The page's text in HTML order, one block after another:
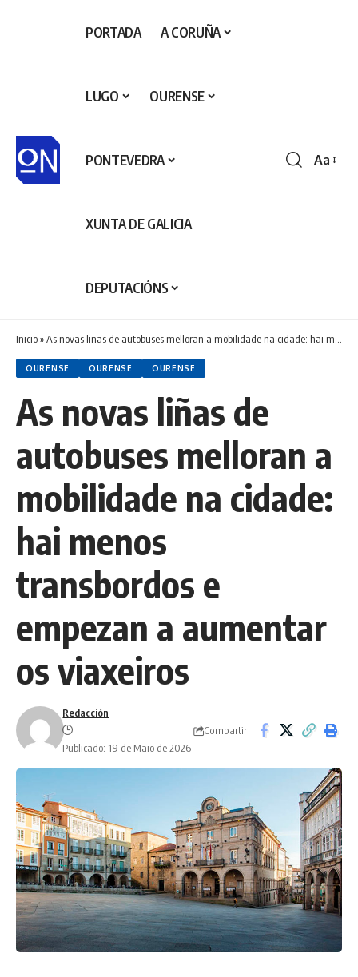
PORTADA A CORUÑA
LUGO OURENSE
PONTEVEDRA
XUNTA DE GALICIA
DEPUTACIÓNS
Aa
Inicio»As novas liñas de autobuses melloran a mobilidade na cidade: hai menos transbordos e empezan a aumentar os viaxeiros
OURENSE OURENSE OURENSE
As novas liñas de
autobuses melloran a
mobilidade na cidade:
hai menos
transbordos e
empezan a aumentar
os viaxeiros
Redacción
Publicado: 19 de Maio de 2026
Compartir